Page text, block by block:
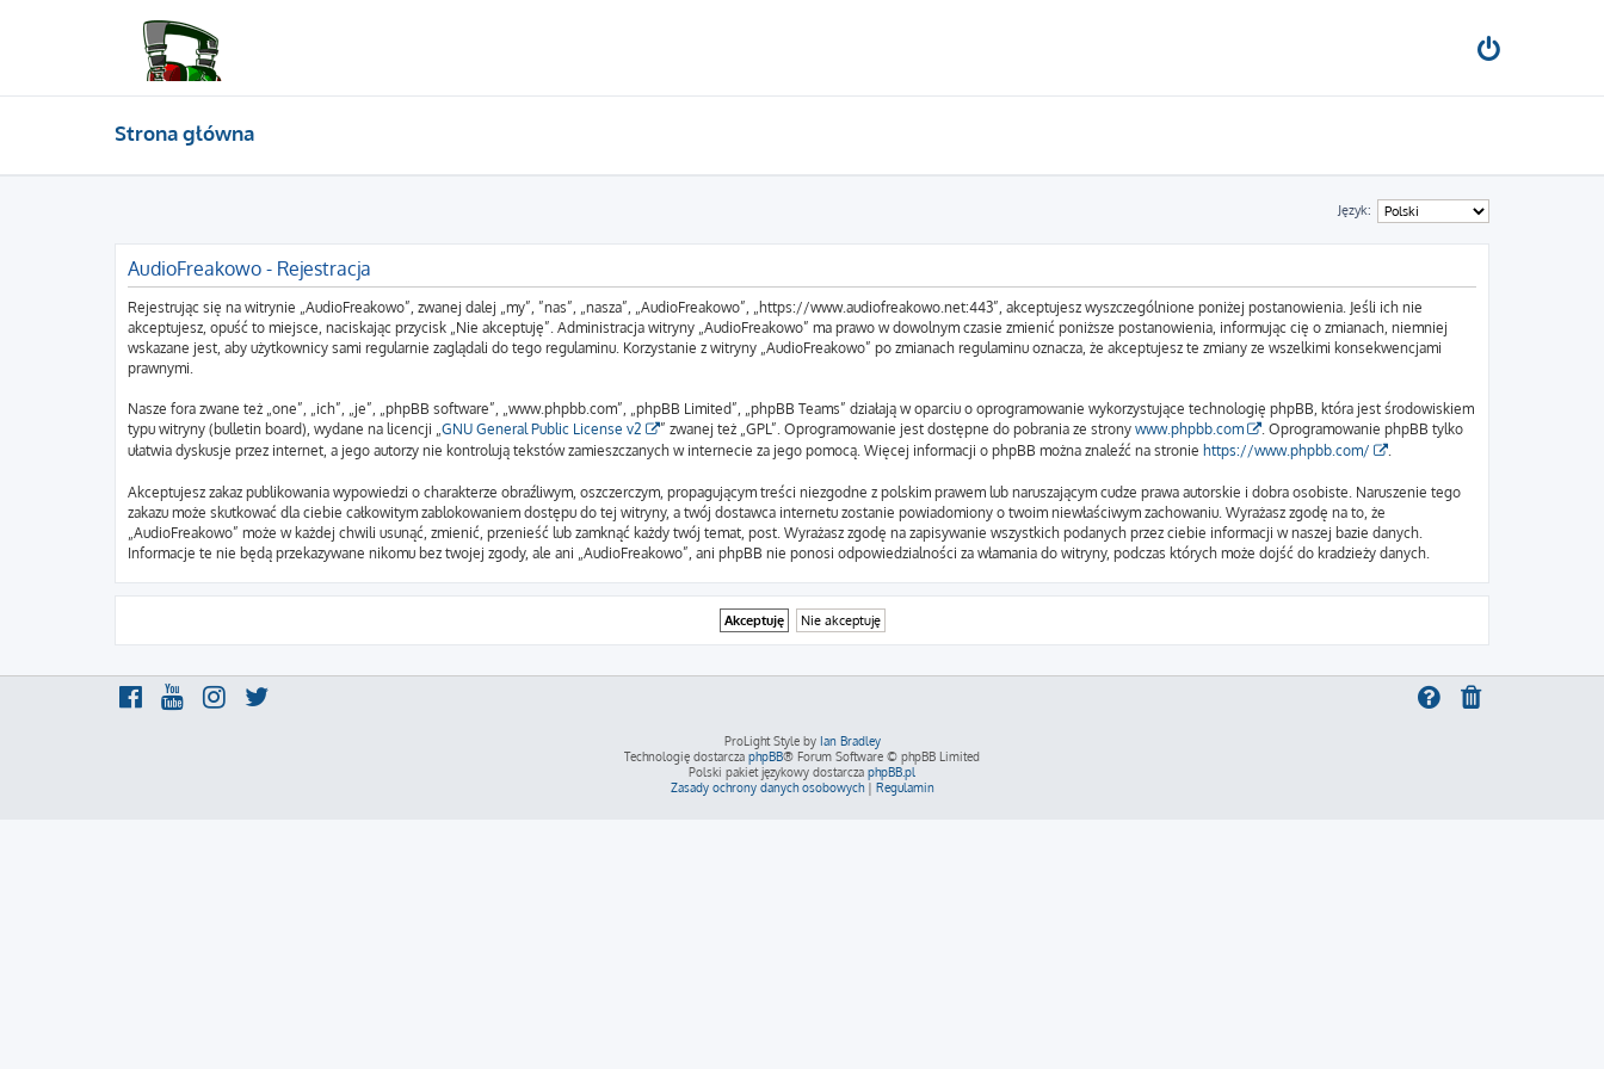
Strona główna
Język:
AudioFreakowo - Rejestracja
Rejestrując się na witrynie „AudioFreakowo”, zwanej dalej „my”, ”nas”, „nasza”, „AudioFreakowo”, „https://www.audiofreakowo.net:443”, akceptujesz wyszczególnione poniżej postanowienia. Jeśli ich nie
akceptujesz, opuść to miejsce, naciskając przycisk „Nie akceptuję”. Administracja witryny „AudioFreakowo” ma prawo w dowolnym czasie zmienić poniższe postanowienia, informując cię o zmianach, niemniej
wskazane jest, aby użytkownicy sami regularnie zaglądali do tego regulaminu. Korzystanie z witryny „AudioFreakowo” po zmianach regulaminu oznacza, że akceptujesz te zmiany ze wszelkimi konsekwencjami
prawnymi.
Nasze fora zwane też „one”, „ich”, „je”, „phpBB software”, „www.phpbb.com”, „phpBB Limited”, „phpBB Teams” działają w oparciu o oprogramowanie wykorzystujące technologię phpBB, która jest środowiskiem
typu witryny (bulletin board), wydane na licencji „ GNU General Public License v2 ” zwanej też „GPL”. Oprogramowanie jest dostępne do pobrania ze strony www.phpbb.com
. Oprogramowanie phpBB tylko
ułatwia dyskusje przez internet, a jego autorzy nie kontrolują tekstów zamieszczanych w internecie za jego pomocą. Więcej informacji o phpBB można znaleźć na stronie https://www.phpbb.com/
Akceptujesz zakaz publikowania wypowiedzi o charakterze obraźliwym, oszczerczym, propagującym treści niezgodne z polskim prawem lub naruszającym cudze prawa autorskie i dobra osobiste. Naruszenie tego
zakazu może skutkować dla ciebie całkowitym zablokowaniem dostępu do tej witryny, a twój dostawca internetu zostanie powiadomiony o twoim niewłaściwym zachowaniu. Wyrażasz zgodę na to, że
„AudioFreakowo” może w każdej chwili usunąć, zmienić, przenieść lub zamknąć każdy twój temat, post. Wyrażasz zgodę na zapisywanie wszystkich podanych przez ciebie informacji w naszej bazie danych.
Informacje te nie będą przekazywane nikomu bez twojej zgody, ale ani „AudioFreakowo”, ani phpBB nie ponosi odpowiedzialności za włamania do witryny, podczas których może dojść do kradzieży danych.
ProLight Style by Ian Bradley
Technologię dostarcza phpBB® Forum Software © phpBB Limited
Polski pakiet językowy dostarcza phpBB.pl
Zasady ochrony danych osobowych| Regulamin